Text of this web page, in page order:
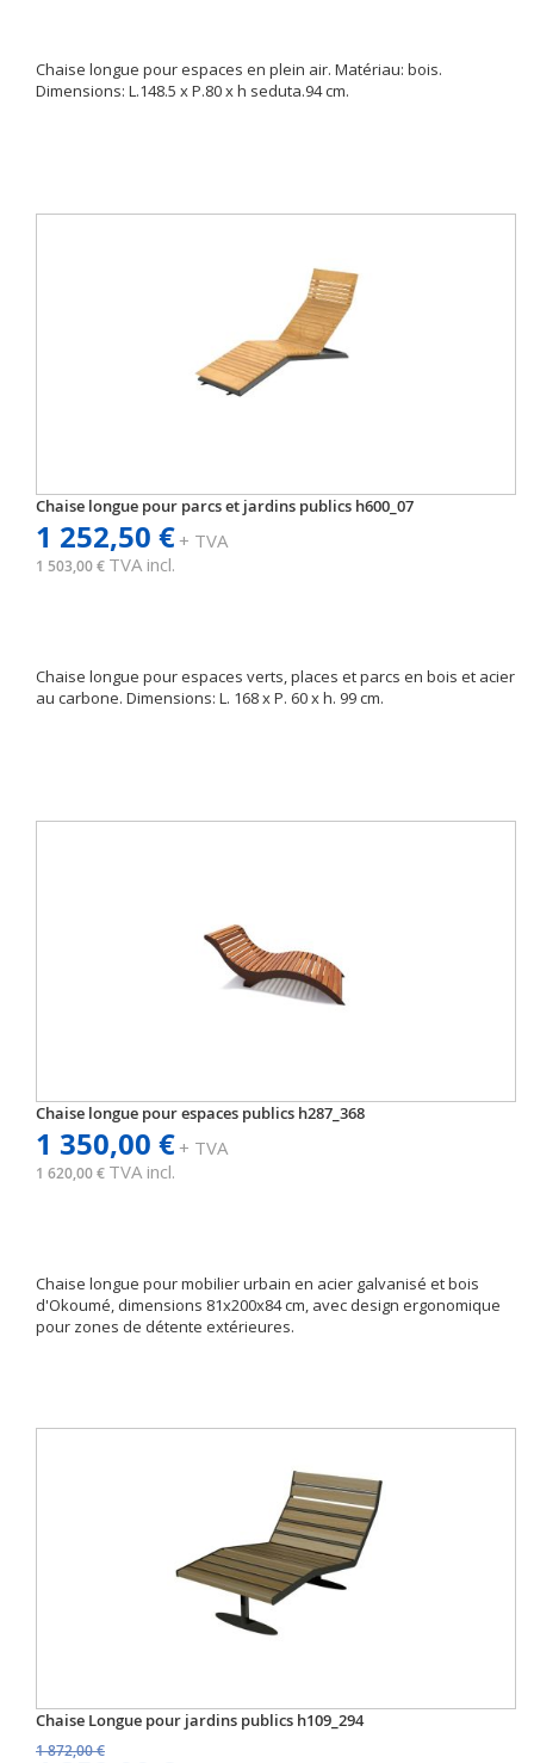
Chaise longue pour espaces en plein air. Matériau: bois.
Dimensions: L.148.5 x P.80 x h seduta.94 cm.
Chaise longue pour parcs et jardins publics h600_07
1 252,50 €+ TVA
1 503,00 € TVA incl.
Chaise longue pour espaces verts, places et parcs en bois et acier
au carbone. Dimensions: L. 168 x P. 60 x h. 99 cm.
Chaise longue pour espaces publics h287_368
1 350,00 €+ TVA
1 620,00 € TVA incl.
Chaise longue pour mobilier urbain en acier galvanisé et bois
d'Okoumé, dimensions 81x200x84 cm, avec design ergonomique
pour zones de détente extérieures.
Chaise Longue pour jardins publics h109_294
1 872,00 €